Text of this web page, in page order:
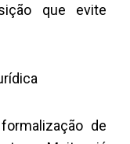
que evite
de